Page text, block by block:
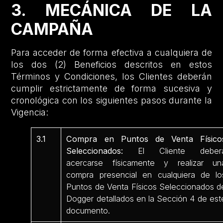
3. MECÁNICA DE LA
CAMPAÑA
Para acceder de forma efectiva a cualquiera de
los dos (2) Beneficios descritos en estos
Términos y Condiciones, los Clientes deberán
cumplir estrictamente de forma sucesiva y
cronológica con los siguientes pasos durante la
Vigencia:
3.1
Compra en Puntos de Venta
Seleccionados: El Cliente
acercarse físicamente y realizar
compra presencial en cualquiera de
Puntos de Venta Físicos Seleccionados
Dogger detallados en la Sección 4 de
documento.